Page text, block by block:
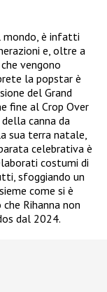
è infatti
e, oltre a
vengono
la popstar è
del Grand
fine al Crop Over
canna da
sua terra natale,
celebrativa è
costumi di
sfoggiando un
come si è
Rihanna non
dal 2024.